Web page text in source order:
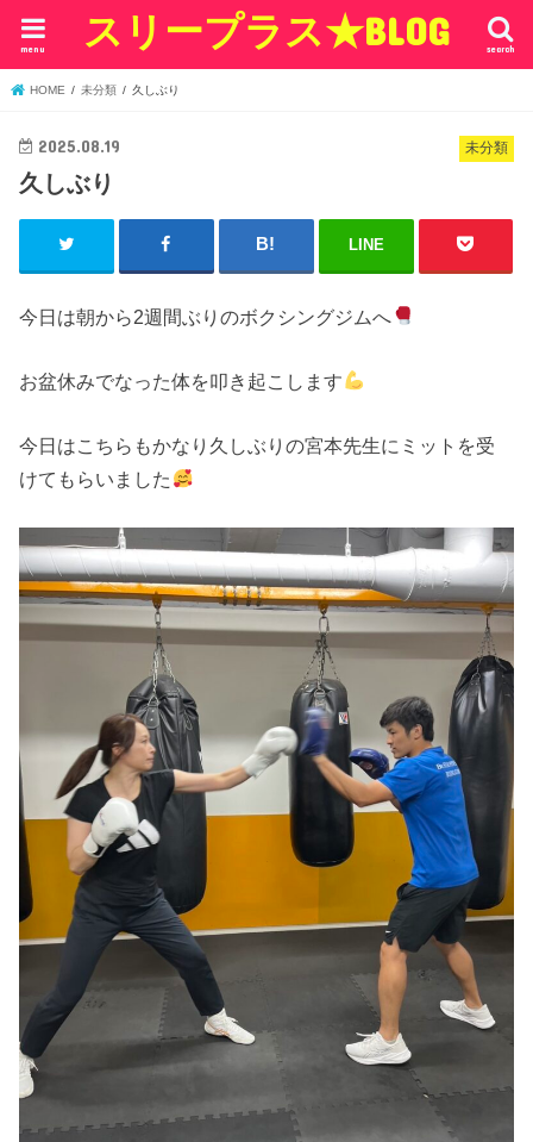
スリープラス★BLOG search
menu
HOME 未分類 久しぶり
未分類
2025.08.19
久しぶり
LINE
今日は朝から2週間ぶりのボクシングジムへ
お盆休みでなった体を叩き起こします
今日はこちらもかなり久しぶりの宮本先生にミットを受
けてもらいました